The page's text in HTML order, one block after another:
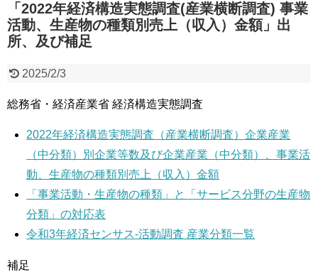
「2022年経済構造実態調査(産業横断調査) 事業
活動、生産物の種類別売上（収入）金額」出
所、及び補足
2025/2/3
総務省・経済産業省 経済構造実態調査
2022年経済構造実態調査（産業横断調査）企業産業
（中分類）別企業等数及び企業産業（中分類）、事業活
動、生産物の種類別売上（収入）金額
「事業活動・生産物の種類」と「サービス分野の生産物
分類」の対応表
令和3年経済センサス‐活動調査 産業分類一覧
補足